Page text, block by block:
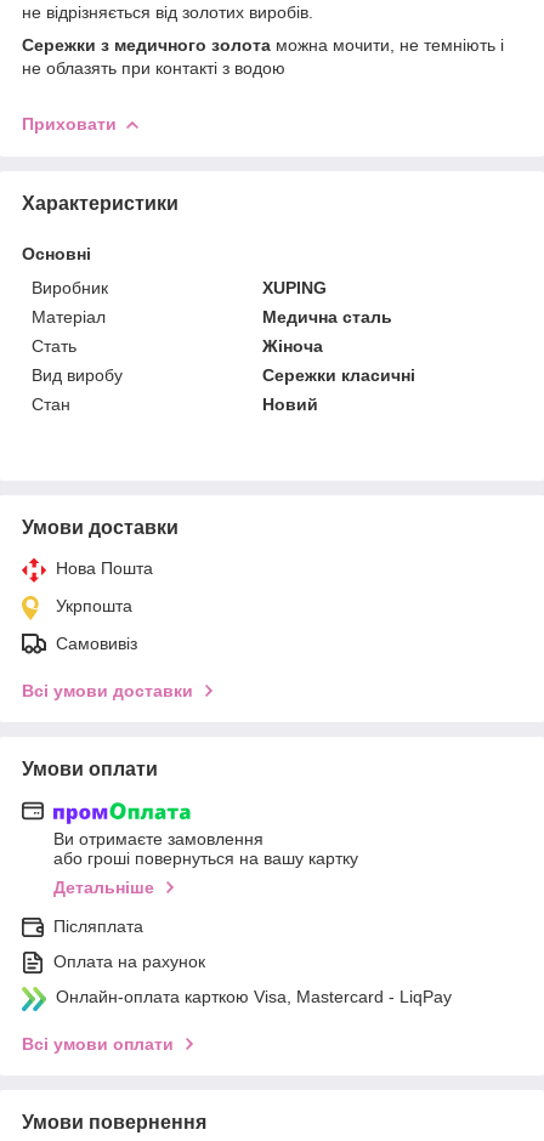
не відрізняється від золотих виробів.
Сережки з медичного золота можна мочити, не темніють і
не облазять при контакті з водою
Приховати
Характеристики
Основні
Виробник
XUPING
Матеріал
Медична сталь
Стать
Жіноча
Вид виробу
Сережки класичні
Стан
Новий
Умови доставки
Нова Пошта
Укрпошта
Самовивіз
Всі умови доставки
Умови оплати
Ви отримаєте замовлення
або гроші повернуться на вашу картку
Детальніше
Післяплата
Оплата на рахунок
Онлайн-оплата карткою Visa, Mastercard - LiqPay
Всі умови оплати
Умови повернення